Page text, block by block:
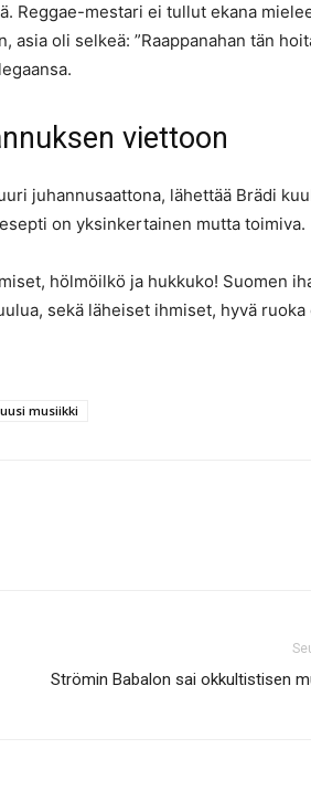
Reggae-mestari ei tullut ekana
oli selkeä: ”Raappanahan tän
viettoon
juhannusaattona, lähettää Brädi
on yksinkertainen mutta toimiva.
hölmöilkö ja hukkuko! Suomen
sekä läheiset ihmiset, hyvä ruoka
uusi musiikki
Strömin Babalon sai okkultistisen